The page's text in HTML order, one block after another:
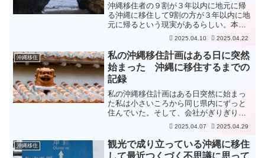
沖縄移住者の９割が３年以内に地元に帰
る沖縄に移住して9割の方が３年以内に地
元に帰るという現実があるらしい。本
当？沖縄から帰る人は、「沖縄の人と合
わなかった」という理由が大半を占める
のらしいが、実際に住んでみると、もと
もと沖縄の人よりも移住者...
2025.04.10 2025.04.22
沖縄移住
私の沖縄移住計画はある日に突然
始まった 沖縄に移住するまでの
記録
私の沖縄移住計画はある日突然に始まっ
た私は小さいころから同じ県内にずっと
住んでいた。そして、会社がぎりぎりの
所でまわっていたので、なんとかこのま
ま老後を迎えるのだろうと思っていた。
しかし、予期せぬことが突然起こる。簡
単に言うと、私の人生にお...
2025.04.07 2025.04.29
沖縄移住
観光で成り立っている沖縄に移住
して最近つくづく不思議に思って